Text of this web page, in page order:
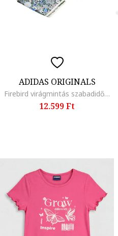
ADIDAS ORIGINALS
Firebird virágmintás szabadidőruha cipzárral, Fehér/Zöld/Indigókék
12.599 Ft